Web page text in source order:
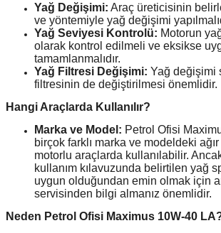
Yağ Değişimi: Araç üreticisinin
ve yöntemiyle yağ değişimi
Yağ Seviyesi Kontrolü: Motorun
olarak kontrol edilmeli ve eksikse
tamamlanmalıdır.
Yağ Filtresi Değişimi: Yağ değişimi
filtresinin de değiştirilmesi önemlidir.
Hangi Araçlarda Kullanılır?
Marka ve Model: Petrol Ofisi
birçok farklı marka ve modeldeki
motorlu araçlarda kullanılabilir.
kullanım kılavuzunda belirtilen yağ
uygun olduğundan emin olmak için
servisinden bilgi almanız önemlidir.
Neden Petrol Ofisi Maximus 10W-40